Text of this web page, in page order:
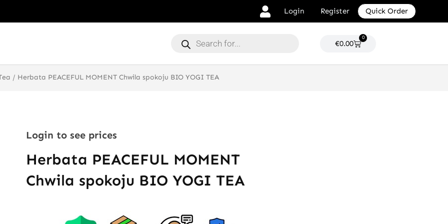
Login Register Quick Order
search
€0.00
0
Cart
/ Herbata PEACEFUL MOMENT Chwila spokoju BIO YOGI TEA
Login to see prices
Herbata PEACEFUL MOMENT
Chwila spokoju BIO YOGI TEA